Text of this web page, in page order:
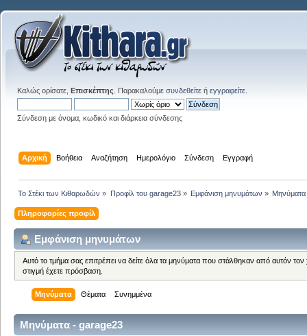
Καλώς ορίσατε, Επισκέπτης . Παρακαλούμε συνδεθείτε ή εγγραφείτε
Σύνδεση με όνομα, κωδικό και διάρκεια σύνδεσης
Αρχική Βοήθεια Αναζήτηση Ημερολόγιο Σύνδεση Εγγραφή
Το Στέκι των Κιθαρωδών » Προφίλ του garage23» Εμφάνιση μηνυμάτων » Μηνύματα
Πληροφορίες προφίλ
Εμφάνιση μηνυμάτων
Αυτό το τμήμα σας επιτρέπει να δείτε όλα τα μηνύματα που στάλθηκαν από αυτόν
στιγμή έχετε πρόσβαση.
Μηνύματα Θέματα Συνημμένα
Μηνύματα - garage23